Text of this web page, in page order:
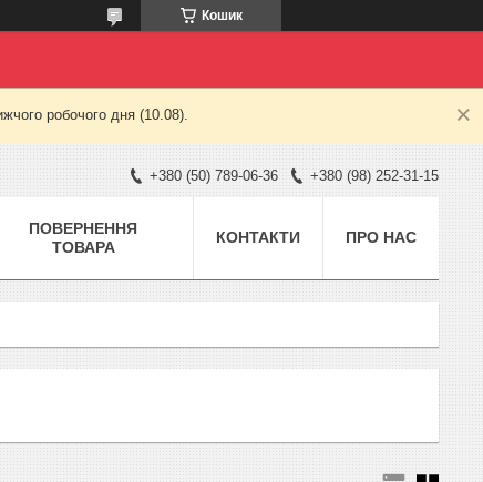
Кошик
робочого дня (10.08).
+380 (50) 789-06-36 +380 (98) 252-31-15
ПОВЕРНЕННЯ
ТОВАРА
КОНТАКТИ ПРО НАС